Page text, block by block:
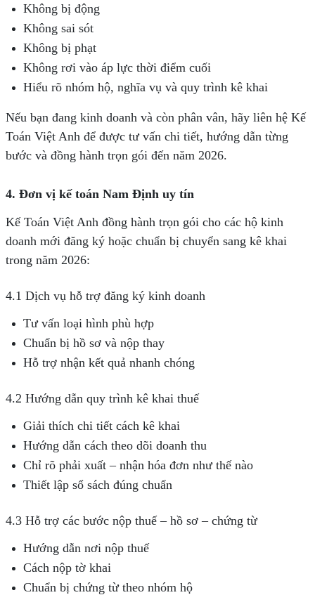
Không bị động
Không sai sót
Không bị phạt
Không rơi vào áp lực thời điểm cuối
Hiểu rõ nhóm hộ, nghĩa vụ và quy trình kê khai
Nếu bạn đang kinh doanh và còn phân vân, hãy liên hệ Kế
Toán Việt Anh để được tư vấn chi tiết, hướng dẫn từng
bước và đồng hành trọn gói đến năm 2026.
4. Đơn vị kế toán Nam Định uy tín
Kế Toán Việt Anh đồng hành trọn gói cho các hộ kinh
doanh mới đăng ký hoặc chuẩn bị chuyển sang kê khai
trong năm 2026:
4.1 Dịch vụ hỗ trợ đăng ký kinh doanh
Tư vấn loại hình phù hợp
Chuẩn bị hồ sơ và nộp thay
Hỗ trợ nhận kết quả nhanh chóng
4.2 Hướng dẫn quy trình kê khai thuế
Giải thích chi tiết cách kê khai
Hướng dẫn cách theo dõi doanh thu
Chỉ rõ phải xuất – nhận hóa đơn như thế nào
Thiết lập sổ sách đúng chuẩn
4.3 Hỗ trợ các bước nộp thuế – hồ sơ – chứng từ
Hướng dẫn nơi nộp thuế
Cách nộp tờ khai
Chuẩn bị chứng từ theo nhóm hộ